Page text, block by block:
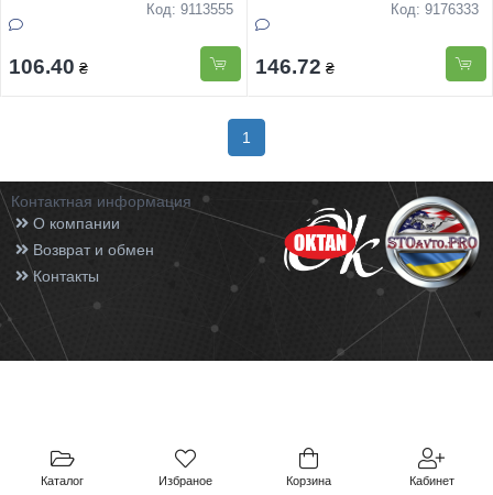
Каталог Избраное Корзина Кабинет
Код: 9113555
106.40 ₴
подарунковiй упаковцi 15см
Код: 9176333
146.72 ₴
1
Контактная информация
О компании
Возврат и обмен
Контакты